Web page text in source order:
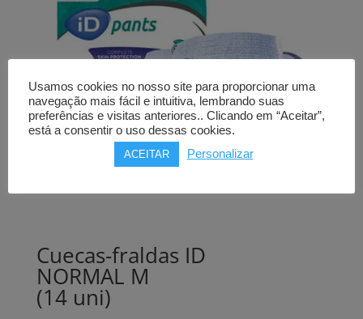
Cuecas-fraldas ID
NORMAL M
(14 uni)
Usamos cookies no nosso site para proporcionar uma
navegação mais fácil e intuitiva, lembrando suas
preferências e visitas anteriores.. Clicando em “Aceitar”,
está a consentir o uso dessas cookies.
ACEITAR Personalizar